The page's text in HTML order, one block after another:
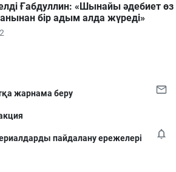
Ғабдуллин: «Шынайы әдебиет өз
бір адым алда жүреді»
жарнама беру
пайдалану ережелері